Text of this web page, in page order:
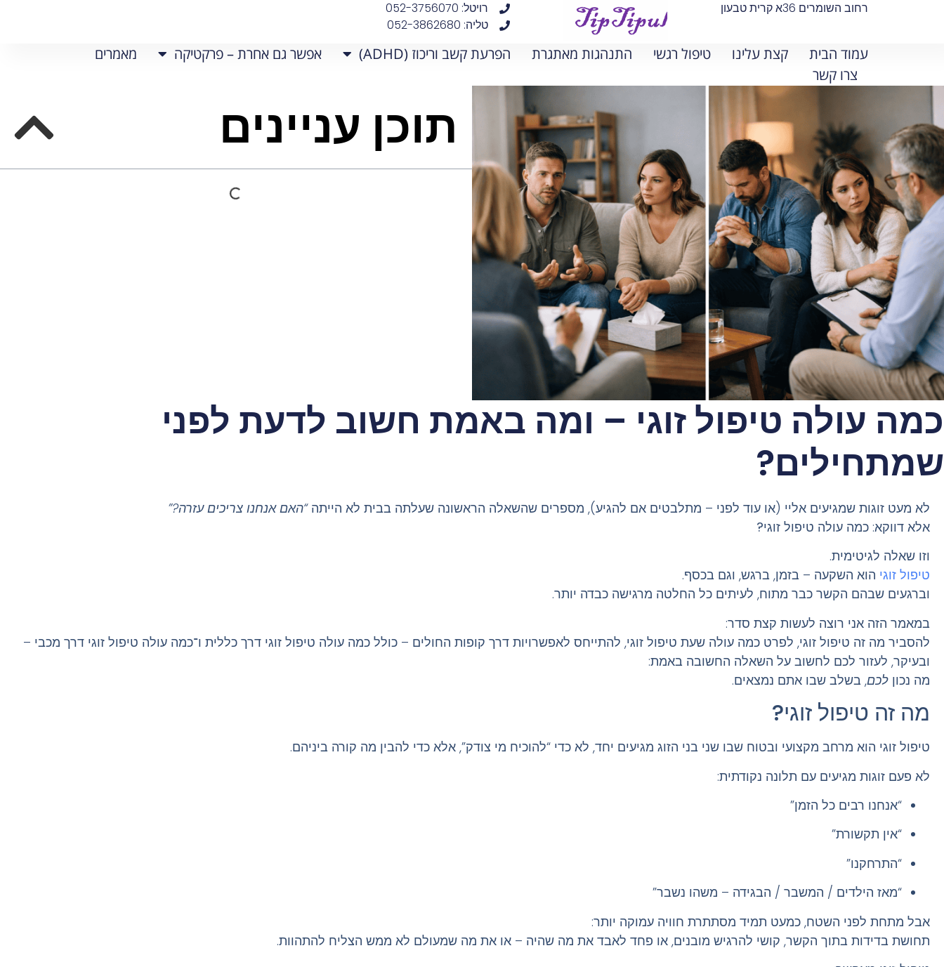
רחוב השומרים 36א קרית טבעון
רויטל: 052-3756070
טליה: 052-3862680
עמוד הבית קצת עלינו טיפול רגשי התנהגות מאתגרת הפרעת קשב וריכוז (ADHD) אפשר גם אחרת – פרקטיקה
מאמרים
צרו קשר
תוכן עניינים
כמה עולה טיפול זוגי – ומה באמת חשוב לדעת לפני
שמתחילים?
לא מעט זוגות שמגיעים אליי (או עוד לפני – מתלבטים אם להגיע), מספרים שהשאלה הראשונה שעלתה בבית לא הייתה“האם אנחנו צריכים עזרה?”
אלא דווקא: כמה עולה טיפול זוגי?
וזו שאלה לגיטימית.
טיפול זוגי הוא השקעה – בזמן, ברגש, וגם בכסף.
וברגעים שבהם הקשר כבר מתוח, לעיתים כל החלטה מרגישה כבדה יותר.
במאמר הזה אני רוצה לעשות קצת סדר:
להסביר מה זה טיפול זוגי, לפרט כמה עולה שעת טיפול זוגי, להתייחס לאפשרויות דרך קופות החולים – כולל כמה עולה טיפול זוגי דרך כללית ו־כמה עולה טיפול זוגי דרך מכבי –
ובעיקר, לעזור לכם לחשוב על השאלה החשובה באמת:
מה נכון לכם, בשלב שבו אתם נמצאים.
מה זה טיפול זוגי?
טיפול זוגי הוא מרחב מקצועי ובטוח שבו שני בני הזוג מגיעים יחד, לא כדי “להוכיח מי צודק”, אלא כדי להבין מה קורה ביניהם.
לא פעם זוגות מגיעים עם תלונה נקודתית:
“אנחנו רבים כל הזמן”
“אין תקשורת”
“התרחקנו”
“מאז הילדים / המשבר / הבגידה – משהו נשבר”
אבל מתחת לפני השטח, כמעט תמיד מסתתרת חוויה עמוקה יותר:
תחושת בדידות בתוך הקשר, קושי להרגיש מובנים, או פחד לאבד את מה שהיה – או את מה שמעולם לא ממש הצליח להתהוות.